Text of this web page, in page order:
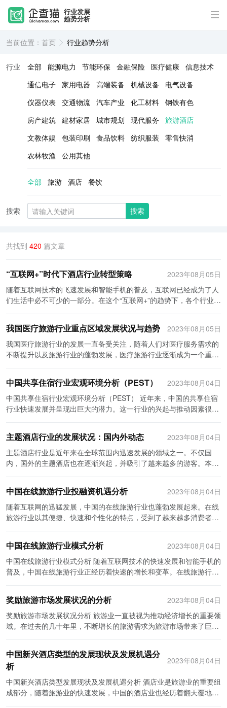
行业发展
趋势分析
当前位置： 首页 行业趋势分析
行业 全部 能源电力 节能环保 金融保险 医疗健康 信息技术
通信电子 家用电器 高端装备 机械设备
电气设备
仪器仪表
交通物流 汽车产业 化工材料 钢铁有色
房产建筑 建材家居 城市规划 现代服务
旅游酒店
文教体娱
包装印刷 食品饮料 纺织服装
零售快消
农林牧渔
公用其他
全部 旅游 酒店 餐饮
搜索 搜索
共找到 420 篇文章
“互联网+”时代下酒店行业转型策略
2023年08月05日
随着互联网技术的飞速发展和智能手机的普及，互联网已经成为了人
们生活中必不可少的一部分。在这个“互联网+”的趋势下，各个行业都
作为旅游行业的代表，一直以来都是以实体店面为主要经营模式，但
现在随着互联网技术的普及应用，传统的酒店模式面临着许多挑战和
机遇。互联网旅游平台的兴起使得传统酒店业不得不面临直接面对消
去效果，所以酒店业需要大胆尝试使用互联网广告、社交媒体等新的
宣传渠道。通过这些新的宣传方式，能够更好地触达整个市场，吸引
更多的潜在客户。同时，也可以通过数据分析的方式，了解客户的需
件。酒店业应该将信息化技术运用到酒店的各个环节，从酒店的预
订、入住到服务，都应该实现在线化、自动化处理。例如，通过直接
在线预订系统，客户可以更方便地查看酒店的房型、价格、评价等信
式。可以和互联网旅游平台等相关企业合作，共同打造线上线下一体
化的服务模式，通过他们的用户流量引流来扩大自身的影响力。同
时，酒店业还可以借助互联网技术，开展一些新的业务，如提供旅游
攻略、当地特色体验等，吸引更多的客户。通过合作发展新的业务模
还要注重提升服务质量。互联网+时代，消费者具有更高的要求和更
多的选择权。为了吸引更多的客户和提高忠诚度，酒店业需要提供更
好的服务质量。通过引入互联网技术，可以实现多种服务的在线化，
如在线预订、在线支付、在线咨询等，提高客户的满意度。同时，还
的持续优化。 在“互联网+”趋势下，酒店行业需要积极转型，以适应
的业务模式和提升服务质量，酒店业可以在激烈的竞争中立于不败之
地，实现持续发展。
我国医疗旅游行业重点区域发展状况与趋势
2023年08月05日
我国医疗旅游行业的发展一直备受关注，随着人们对医疗服务需求的
不断提升以及旅游行业的蓬勃发展，医疗旅游行业逐渐成为一个重要
源，成为医疗旅游行业的重点发展区域。 首先，我国一些大城市如北
京、上海、广州等拥有先进的医疗设施和技术力量，吸引了大量国内
外患者前来就医。这些城市的医疗机构具备国际水平的医疗设备和专
业的医疗团队，能够提供高质量的医疗服务。同时，这些城市的旅游
域。 其次，我国一些具有特色的地区也逐渐崭露头角，成为医疗旅游
的新兴区域。例如，云南省拥有得天独厚的自然景观和民族文化，吸
引了大量的游客。同时，该地区也发展了一批以中医为特色的医疗机
南也积极引进国际先进的医疗设备和技术，逐步发展起了医疗旅游产
业。 此外，我国一些边境城市也开始发展医疗旅游行业。例如，广西
壮族自治区与越南、老挝等国家接壤，该地区的医疗机构逐渐成为国
市的医疗旅游发展潜力更大，也更具有竞争力。 根据以上情况可以看
出，我国医疗旅游行业的重点发展区域主要集中在大城市、具有特色
的地区和边境城市。这些区域既拥有优质的医疗资源，又有丰富的旅
游资源，能够满足患者就医和游客旅游的需求。未来，随着医疗技术
阔的领域发展。 同时，我国的医疗旅游行业也需要关注一些问题和趋
势。首先，医疗旅游行业需要注重提升服务质量，不仅要保证医疗水
平，还要提供周到的服务，使患者和游客都能获得良好的体验。其
次，医疗旅游行业需要加强监管，打击不合法的医疗机构和旅行社，
跨境医疗服务，吸引更多国际患者来华就医，提升行业的国际竞争
力。 综上所述，我国医疗旅游行业的重点发展区域集中在大城市、具
有特色的地区和边境城市。随着医疗技术的不断创新和旅游市场的不
断扩大，我国医疗旅游行业的发展前景十分广阔。然而，也需要解决
一些问题和趋势，提升服务质量，加强监管，发展跨境医疗服务。相
中国共享住宿行业宏观环境分析（PEST）
2023年08月04日
中国共享住宿行业宏观环境分析（PEST） 近年来，中国的共享住宿
行业快速发展并呈现出巨大的潜力。这一行业的兴起与推动因素很
四个方面对中国共享住宿行业的宏观环境进行分析。 首先，政治环境
对共享住宿行业有着重要的影响。中国政府鼓励创新创业，并将共享
经济发展作为“国家队”来支持。政府通过一系列政策的制定和优惠政
策的发放，推动了共享住宿行业的快速发展。例如，政府提供了相应
素。中国经济的快速增长为人们提供了更多的旅游和商务出行机会，
同时也刺激了住宿需求的增加。共享住宿平台通过提供相对便宜的住
宿选择，满足了人们对于个性化、低成本、高性价比住宿的需求。此
业产生了积极的影响。中国人民对于消费升级有着强烈的需求，倾向
于追求个性化和独特的体验。共享住宿平台提供了更加灵活、个性化
的住宿选择，满足了人们对不同住宿需求的追求。此外，共享住宿还
支持。移动互联网的普及和支付手段的便捷性为共享住宿平台的发展
创造了良好的条件。通过手机应用，用户可以轻松地搜索、预订和支
付住宿，提高了用户的便利性和体验。同时，技术的进步也为共享住
宿企业提供了更好的管理和监控手段，提高了服务的质量和效率。 综
宏观环境的支持和推动。政府的政策支持、经济的快速增长、人们的
消费升级和技术的进步都为共享住宿行业提供了良好的机遇和环境。
题，但随着宏观环境的不断完善和共享经济理念的深入人心，中国共
享住宿行业有望在未来继续保持快速发展。
主题酒店行业的发展状况：国内外动态
2023年08月04日
主题酒店行业是近年来在全球范围内迅速发展的领域之一。不仅国
内，国外的主题酒店也在逐渐兴起，并吸引了越来越多的游客。本文
发展。随着国内旅游业的快速发展以及人们对旅游体验的需求不断提
升，主题酒店作为一种独特的住宿选择逐渐受到欢迎。主题酒店通过
为游客提供与主题相关的装饰和服务，为他们带来了一种与众不同的
等；有的以动漫IP为主题，如迪士尼、猫咪等；还有的以奇幻风格为
主题，如梦幻森林、童话世界等。这些独特的主题给游客带来了全新
的体验，增加了他们的兴趣和好奇心。 此外，国内的主题酒店还注重
在服务方面，它们注重提供个性化的服务，提供与主题相关的特色活
动和体验，让游客在入住期间得到独一无二的待遇。 国外主题酒店行
业的发展 国外的主题酒店行业发展较早，已经形成了较为成熟的市
小型的主题酒店，其特色在于提供紧凑而功能齐全的小房间，价格相
对较低。这种以小空间为特点的胶囊旅馆既满足了旅客的住宿需求，
又提供了独特的入住体验。 美国的童话酒店是一种以童话故事为主题
的酒店。它们将童话故事中的场景和角色融入到酒店的装饰和服务
中，为游客打造出一种活在童话世界中的感觉。这种主题酒店受到了
中国在线旅游行业投融资机遇分析
2023年08月04日
随着互联网的迅猛发展，中国的在线旅游行业也蓬勃发展起来。在线
旅游行业以其便捷、快速和个性化的特点，受到了越来越多消费者的
着国内经济的不断增长，人们的消费水平也不断提高。旅游已经成为
人们日常生活中重要的消费项目之一。据统计，中国的在线旅游市场
规模已经超过了1000亿元人民币，并且还在以每年30%的速度增长。
不到30%的人使用在线旅游服务。相比之下，发达国家的渗透率已经
超过了50%。这说明中国在线旅游行业还有很大的发展空间。未来，
随着技术的进步和用户需求的不断增长，中国在线旅游行业有望继续
中度较高，几家大型企业占据了主导地位。这使得竞争格局相对稳
定，不太容易出现剧烈的市场震荡。对于投资者来说，这意味着投资
风险相对较低。同时，大型企业的领先地位也为新进入市场的企业提
供了合作与共赢的机会。 最后，中国政府对在线旅游行业的支持力度
不断增大。中国政府一直将旅游业视为发展战略性产业，并出台了一
中国在线旅游行业模式分析
2023年08月04日
中国在线旅游行业模式分析 随着互联网技术的快速发展和智能手机的
普及，中国在线旅游行业正经历着快速的增长和变革。在线旅游行业
游行业的模式以平台化为主要特点。目前，中国在线旅游平台主要有
携程、去哪儿、马蜂窝等。这些平台通过整合众多旅行社的资源和产
品，提供一站式的旅游服务。消费者可以在平台上进行航班、酒店、
流。这种平台化的模式，有效地提高了旅游信息的透明度，降低了旅
游成本，并为消费者提供了更多的选择和便利。 其次，中国在线旅游
行业的模式强调用户体验和个性化服务。在线旅游平台通过大数据分
析和个人化推荐算法，为用户提供个性化的旅游产品和服务。比如，
平台可以根据用户的搜索历史和个人偏好，推荐符合用户需求的酒
奖励旅游市场发展状况的分析
2023年08月04日
奖励旅游市场发展状况分析 旅游业一直被视为推动经济增长的重要领
域。在过去的几十年里，不断增长的旅游需求为旅游市场带来了巨大
取奖励措施来吸引更多的游客。本文将分析奖励旅游市场发展的状
况。 首先，奖励旅游市场的政策措施对旅游业的发展起到了积极的推
动作用。许多地区和国家实施了免签、降低签证费、提供签证便利等
政策，吸引了更多的游客来访。例如，中国大陆推出了免签政策，简
化了签证申请流程，吸引了许多境外游客来华旅游。这些政策的实施
中国新兴酒店类型的发展现状及发展机遇分
析
2023年08月04日
中国新兴酒店类型发展现状及发展机遇分析 酒店业是旅游业的重要组
成部分，随着旅游业的快速发展，中国的酒店业也经历着翻天覆地的